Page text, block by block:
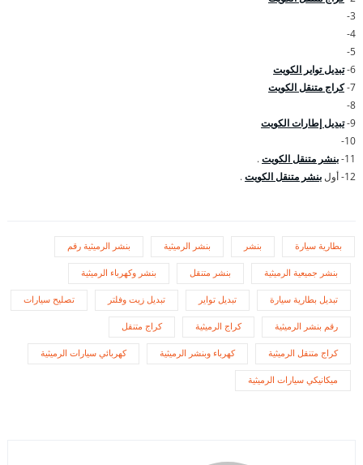
3-
4-
5-
6- تبديل تواير الكويت
7- كراج متنقل الكويت
8-
9- تبديل إطارات الكويت
10-
11- بنشر متنقل الكويت.
12- أول
بنشر متنقل الكويت.
بطارية سيارة بنشر بنشر الرميثية بنشر الرميثية رقم
بنشر جميعية الرميثية بنشر متنقل بنشر وكهرباء الرميثية
تبديل بطارية سيارة تبديل تواير تبديل زيت وفلتر تصليح سيارات
رقم بنشر الرميثية كراج الرميثية كراج متنقل
كراج متنقل الرميثية كهرباء وبنشر الرميثية كهربائي سيارات الرميثية
ميكانيكي سيارات الرميثية